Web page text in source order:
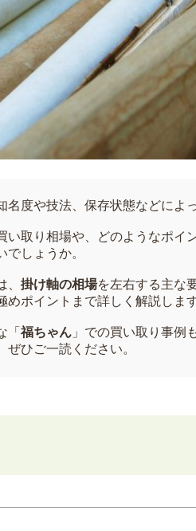
名度や技法、保存状態などによ
い取り相場や、どのようなポイ
でしょうか。
掛け軸の相場を左右する主な
めポイントまで詳しく解説します
「 福ちゃん 」での買い取り事例
ぜひご一読ください。